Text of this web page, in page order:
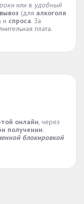
или в удобный
(для алкоголя
и спроса. За
плата.
онлайн, через
получении.
блокировкой